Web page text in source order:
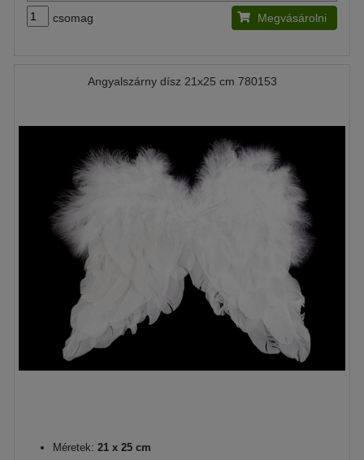
csomag Megvásárolni
Angyalszárny dísz 21x25 cm 780153
Méretek: 21 x 25 cm